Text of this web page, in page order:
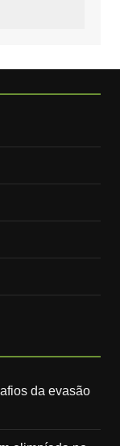
da evasão